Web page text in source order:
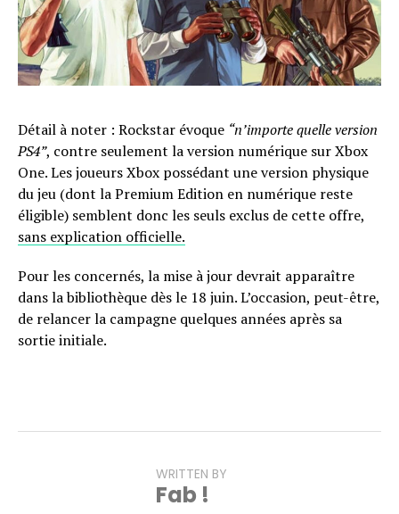
Détail à noter : Rockstar évoque “n’importe quelle version
PS4”, contre seulement la version numérique sur Xbox
One. Les joueurs Xbox possédant une version physique
du jeu (dont la Premium Edition en numérique reste
éligible) semblent donc les seuls exclus de cette offre,
sans explication officielle.
Pour les concernés, la mise à jour devrait apparaître
dans la bibliothèque dès le 18 juin. L’occasion, peut-être,
de relancer la campagne quelques années après sa
sortie initiale.
WRITTEN BY
Fab !